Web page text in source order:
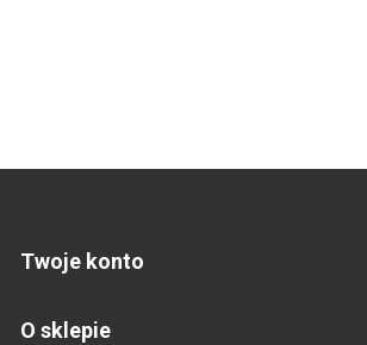
Twoje konto
O sklepie